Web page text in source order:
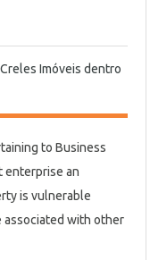
Creles Imóveis dentro
to Business
enterprise an
is vulnerable
associated with other